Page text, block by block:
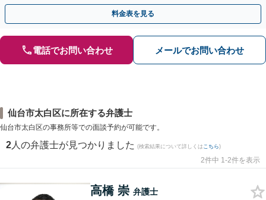
事情やご意向を丁寧にお聞きし、有利な解決を目指します
料金表を見る
電話でお問い合わせ メールでお問い合わせ
仙台市太白区に所在する弁護士
仙台市太白区の事務所等での面談予約が可能です。
2 人の弁護士が見つかりました (検索結果について詳しくは こちら)
2件中 1-2件を表示
高橋 崇 弁護士